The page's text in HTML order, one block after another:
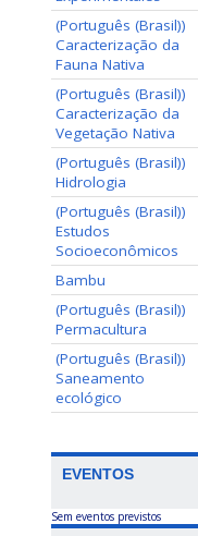
(Português (Brasil))
Caracterização da
Fauna Nativa
(Português (Brasil))
Caracterização da
Vegetação Nativa
(Português (Brasil))
Hidrologia
(Português (Brasil))
Estudos
Socioeconômicos
Bambu
(Português (Brasil))
Permacultura
(Português (Brasil))
Saneamento
ecológico
EVENTOS
Sem eventos previstos